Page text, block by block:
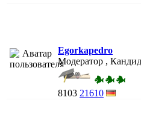
Egorkapedro
Модератор ,
8103 21610